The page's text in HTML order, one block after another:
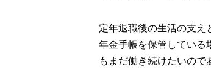
定年退職後の生活の支
年金手帳を保管している
もまだ働き続けたいので